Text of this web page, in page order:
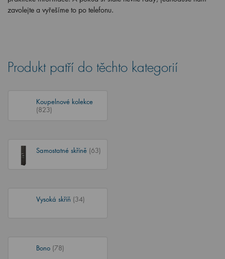
zavolejte a vyřešíme to po telefonu.
Produkt patří do těchto kategorií
Koupelnové kolekce
(823)
Samostatné skříně (63)
Vysoká skříň (34)
Bono (78)